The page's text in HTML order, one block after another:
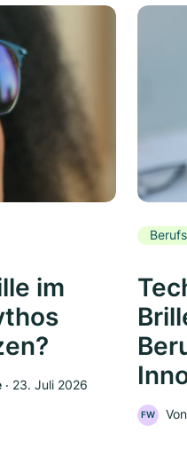
im
‧ 23. Juli 2026
FW Von